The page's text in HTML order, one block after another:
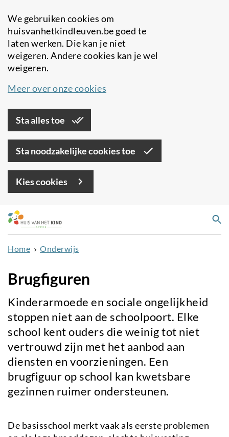
We gebruiken cookies om
huisvanhetkindleuven.be goed te
laten werken. Die kan je niet
weigeren. Andere cookies kan je wel
weigeren.
Meer over onze cookies
Sta alles toe
Sta noodzakelijke cookies toe
Kies cookies
Overslaan
en
naar
de
gaan
Home Onderwijs
Brugfiguren
Kinderarmoede en sociale ongelijkheid
stoppen niet aan de schoolpoort. Elke
school kent ouders die weinig tot niet
vertrouwd zijn met het aanbod aan
diensten en voorzieningen. Een
brugfiguur op school kan kwetsbare
gezinnen ruimer ondersteunen.
De basisschool merkt vaak als eerste problemen